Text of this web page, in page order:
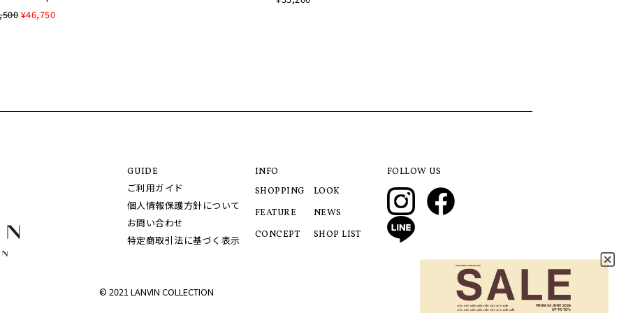
¥46,750
GUIDE
ご利用ガイド
個人情報保護方針について
お問い合わせ
特定商取引法に基づく表示
INFO
SHOPPING
FEATURE
CONCEPT
LOOK
NEWS
SHOP LIST
FOLLOW US
© 2021 LANVIN COLLECTION